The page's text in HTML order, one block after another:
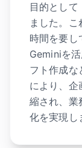
目的とし
ました。
時間を要し
Geminiを
フト作成な
により、企
縮され、業
化を実現し